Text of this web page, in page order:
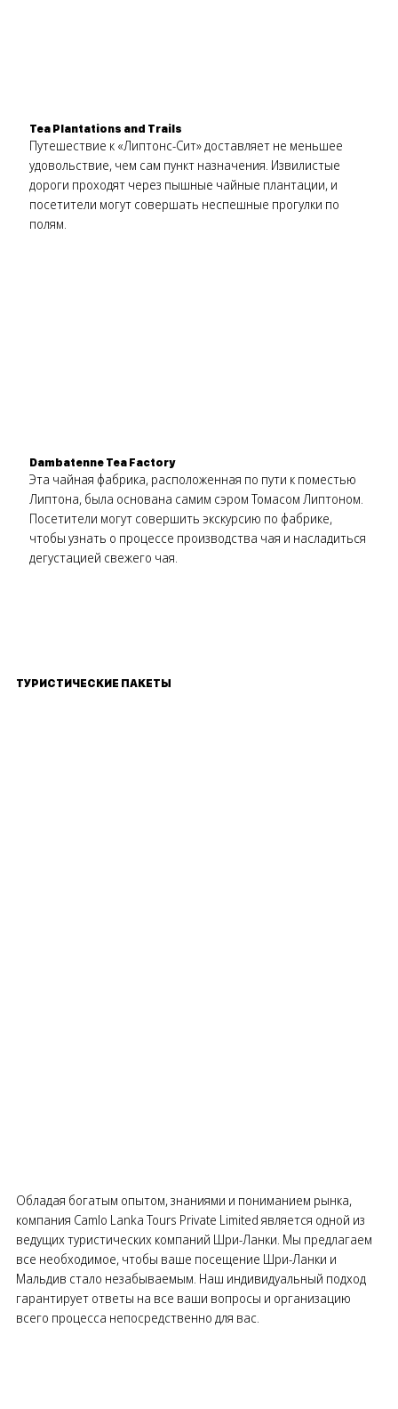
Tea Plantations and Trails
Путешествие к «Липтонс-Сит» доставляет не меньшее
удовольствие, чем сам пункт назначения. Извилистые
дороги проходят через пышные чайные плантации, и
посетители могут совершать неспешные прогулки по
полям.
Dambatenne Tea Factory
Эта чайная фабрика, расположенная по пути к поместью
Липтона, была основана самим сэром Томасом Липтоном.
Посетители могут совершить экскурсию по фабрике,
чтобы узнать о процессе производства чая и насладиться
дегустацией свежего чая.
ТУРИСТИЧЕСКИЕ ПАКЕТЫ
Обладая богатым опытом, знаниями и пониманием рынка,
компания Camlo Lanka Tours Private Limited является одной из
ведущих туристических компаний Шри-Ланки. Мы предлагаем
все необходимое, чтобы ваше посещение Шри-Ланки и
Мальдив стало незабываемым. Наш индивидуальный подход
гарантирует ответы на все ваши вопросы и организацию
всего процесса непосредственно для вас.